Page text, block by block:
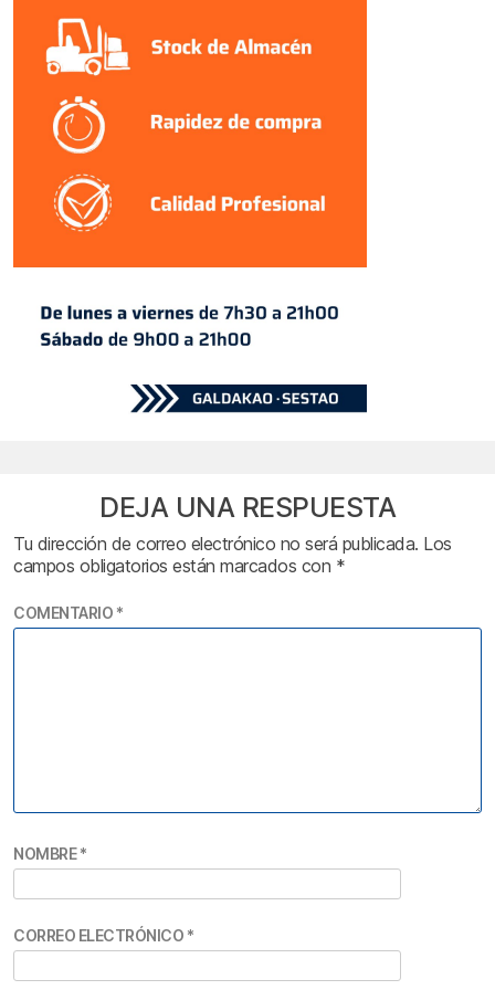
DEJA UNA RESPUESTA
Tu dirección de correo electrónico no será publicada. Los
campos obligatorios están marcados con *
COMENTARIO *
NOMBRE*
CORREO ELECTRÓNICO *